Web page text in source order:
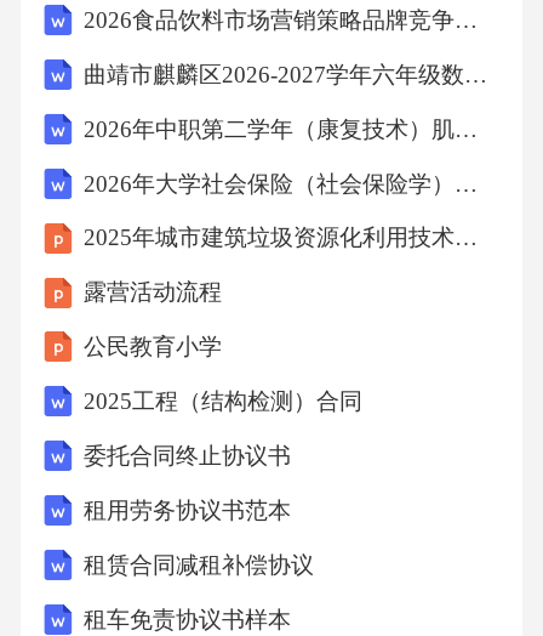
向。多样化职业教育路径05备考生态研究精英
化教学密集型课程安排全方位竞争氛围强化训
练与模拟考试注重高难度、高深度的知识传
授，培养学生的考试技巧和应试能力。定期进
行模拟考试，帮助学生适应考试节奏和压力。
课程安排紧凑，学生需要快速掌握大量知识
点。学生之间竞争激烈，强调排名和比较。重
点中学教学模式市场需求驱动家长和学生对于
化产品形态线上课程、线下培训、辅导书籍等
多种形式的教辅产品。精准定位与营销针对不
同层次、不同需求的学生进行精准定位和营
销。商业化运作与盈利教辅机构以盈利为目
标，通过扩大规模、提高效率等方式实现商业
利益。教辅产业运行逻辑志愿填报策略演变从
2026食品饮料市场营销策略品牌竞争力现状分析评估发展路线研究
曲靖市麒麟区2026-2027学年六年级数学第一学期期末质量检测试题含解析
2026年中职第二学年（康复技术）肌力训练技术试题及答案
2026年大学社会保险（社会保险学）试题及答案
2025年城市建筑垃圾资源化利用技术创新
露营活动流程
公民教育小学
2025工程（结构检测）合同
委托合同终止协议书
租用劳务协议书范本
租赁合同减租补偿协议
租车免责协议书样本